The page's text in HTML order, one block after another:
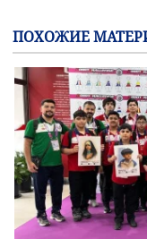
ПОХОЖИЕ